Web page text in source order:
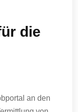
die
an den